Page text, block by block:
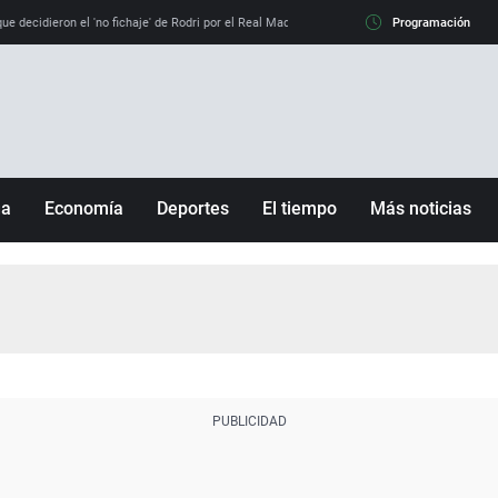
decidieron el 'no fichaje' de Rodri por el Real Madrid y su 'sí' al Barça La llamada
Programación
Economía Deportes El tiempo Más noticias